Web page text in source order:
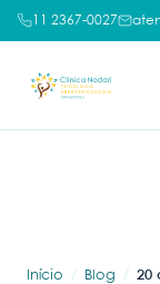
11 2367-0027
Início Blog 20